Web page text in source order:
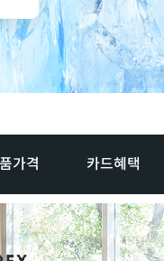
가격 카드혜택